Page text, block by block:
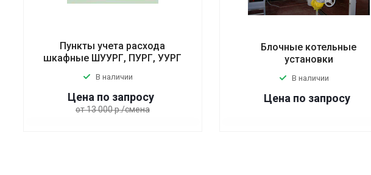
Пункты учета расхода
шкафные ШУУРГ, ПУРГ, УУРГ
В наличии
Цена по запросу
от 13 000 р./смена
Блочные котельные
установки
В наличии
Цена по запросу